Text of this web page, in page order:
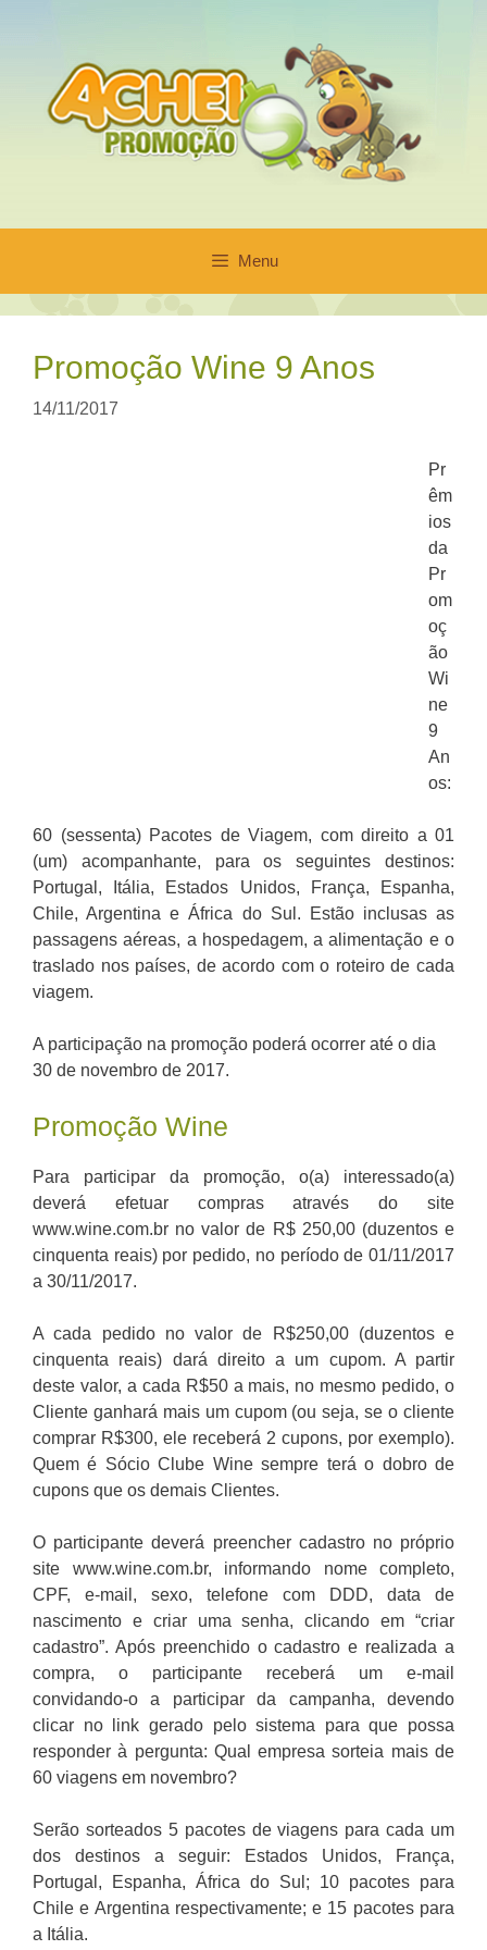
conteúdo
Menu
Promoção Wine 9 Anos
14/11/2017
Pr
êm
ios
da
Pr
om
oç
ão
Wi
ne
9
An
os:
60 (sessenta) Pacotes de Viagem, com direito a 01
(um) acompanhante, para os seguintes destinos:
Portugal, Itália, Estados Unidos, França, Espanha,
Chile, Argentina e África do Sul. Estão inclusas as
passagens aéreas, a hospedagem, a alimentação e o
traslado nos países, de acordo com o roteiro de cada
viagem.
A participação na promoção poderá ocorrer até o dia
30 de novembro de 2017.
Promoção Wine
Para participar da promoção, o(a) interessado(a)
deverá efetuar compras através do site
www.wine.com.br no valor de R$ 250,00 (duzentos e
cinquenta reais) por pedido, no período de 01/11/2017
a 30/11/2017.
A cada pedido no valor de R$250,00 (duzentos e
cinquenta reais) dará direito a um cupom. A partir
deste valor, a cada R$50 a mais, no mesmo pedido, o
Cliente ganhará mais um cupom (ou seja, se o cliente
comprar R$300, ele receberá 2 cupons, por exemplo).
Quem é Sócio Clube Wine sempre terá o dobro de
cupons que os demais Clientes.
O participante deverá preencher cadastro no próprio
site www.wine.com.br, informando nome completo,
CPF, e-mail, sexo, telefone com DDD, data de
nascimento e criar uma senha, clicando em “criar
cadastro”. Após preenchido o cadastro e realizada a
compra, o participante receberá um e-mail
convidando-o a participar da campanha, devendo
clicar no link gerado pelo sistema para que possa
responder à pergunta: Qual empresa sorteia mais de
60 viagens em novembro?
Serão sorteados 5 pacotes de viagens para cada um
dos destinos a seguir: Estados Unidos, França,
Portugal, Espanha, África do Sul; 10 pacotes para
Chile e Argentina respectivamente; e 15 pacotes para
a Itália.